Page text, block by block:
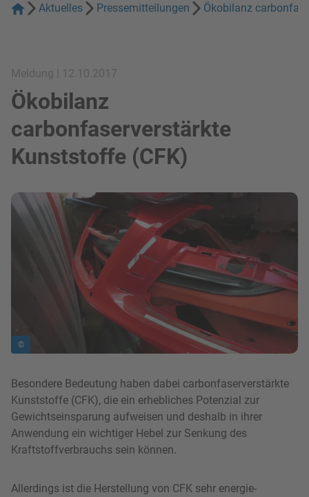
Aktuelles Pressemitteilungen Ökobilanz
Meldung | 12.10.2017
Ökobilanz
carbonfaserverstärkte
Kunststoffe (CFK)
Bild in Lightbox zeigen
©
Besondere Bedeutung haben dabei carbonfaserverstärkte
Kunststoffe (CFK), die ein erhebliches Potenzial zur
Gewichtseinsparung aufweisen und deshalb in ihrer
Anwendung ein wichtiger Hebel zur Senkung des
Kraftstoffverbrauchs sein können.
Allerdings ist die Herstellung von CFK sehr energie­